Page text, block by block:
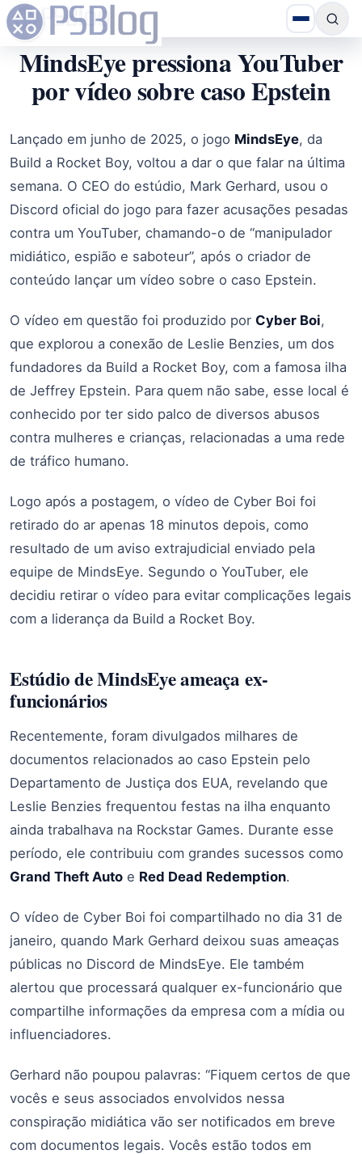
MindsEye pressiona YouTuber
por vídeo sobre caso Epstein
Lançado em junho de 2025, o jogo MindsEye, da
Build a Rocket Boy, voltou a dar o que falar na última
semana. O CEO do estúdio, Mark Gerhard, usou o
Discord oficial do jogo para fazer acusações pesadas
contra um YouTuber, chamando-o de “manipulador
midiático, espião e saboteur”, após o criador de
conteúdo lançar um vídeo sobre o caso Epstein.
O vídeo em questão foi produzido por Cyber Boi,
que explorou a conexão de Leslie Benzies, um dos
fundadores da Build a Rocket Boy, com a famosa ilha
de Jeffrey Epstein. Para quem não sabe, esse local é
conhecido por ter sido palco de diversos abusos
contra mulheres e crianças, relacionadas a uma rede
de tráfico humano.
Logo após a postagem, o vídeo de Cyber Boi foi
retirado do ar apenas 18 minutos depois, como
resultado de um aviso extrajudicial enviado pela
equipe de MindsEye. Segundo o YouTuber, ele
decidiu retirar o vídeo para evitar complicações legais
com a liderança da Build a Rocket Boy.
Estúdio de MindsEye ameaça ex-
funcionários
Recentemente, foram divulgados milhares de
documentos relacionados ao caso Epstein pelo
Departamento de Justiça dos EUA, revelando que
Leslie Benzies frequentou festas na ilha enquanto
ainda trabalhava na Rockstar Games. Durante esse
período, ele contribuiu com grandes sucessos como
Grand Theft Auto e Red Dead Redemption.
O vídeo de Cyber Boi foi compartilhado no dia 31 de
janeiro, quando Mark Gerhard deixou suas ameaças
públicas no Discord de MindsEye. Ele também
alertou que processará qualquer ex-funcionário que
compartilhe informações da empresa com a mídia ou
influenciadores.
Gerhard não poupou palavras: “Fiquem certos de que
vocês e seus associados envolvidos nessa
conspiração midiática vão ser notificados em breve
com documentos legais. Vocês estão todos em